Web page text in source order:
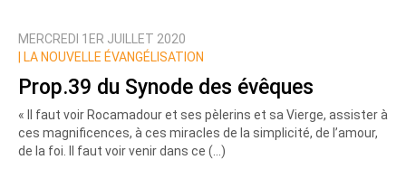
MERCREDI 1ER JUILLET 2020
LA NOUVELLE ÉVANGÉLISATION
Prop.39 du Synode des évêques
« Il faut voir Rocamadour et ses pèlerins et sa Vierge, assister à
ces magnificences, à ces miracles de la simplicité, de l’amour,
de la foi. Il faut voir venir dans ce (…)